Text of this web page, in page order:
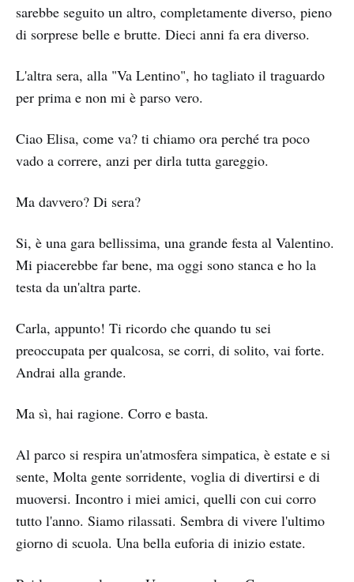
sarebbe seguito un altro, completamente diverso, pieno
di sorprese belle e brutte. Dieci anni fa era diverso.
L'altra sera, alla "Va Lentino", ho tagliato il traguardo
per prima e non mi è parso vero.
Ciao Elisa, come va? ti chiamo ora perché tra poco
vado a correre, anzi per dirla tutta gareggio.
Ma davvero? Di sera?
Si, è una gara bellissima, una grande festa al Valentino.
Mi piacerebbe far bene, ma oggi sono stanca e ho la
testa da un'altra parte.
Carla, appunto! Ti ricordo che quando tu sei
preoccupata per qualcosa, se corri, di solito, vai forte.
Andrai alla grande.
Ma sì, hai ragione. Corro e basta.
Al parco si respira un'atmosfera simpatica, è estate e si
sente, Molta gente sorridente, voglia di divertirsi e di
muoversi. Incontro i miei amici, quelli con cui corro
tutto l'anno. Siamo rilassati. Sembra di vivere l'ultimo
giorno di scuola. Una bella euforia di inizio estate.